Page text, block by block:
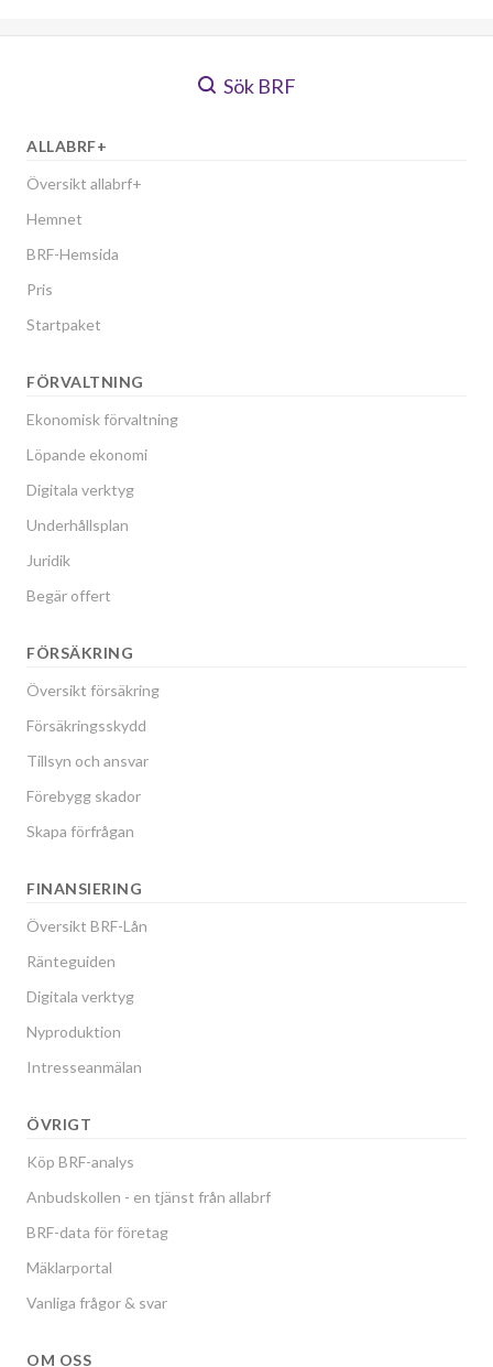
Sök BRF
ALLABRF+
Översikt allabrf+
Hemnet
BRF-Hemsida
Pris
Startpaket
FÖRVALTNING
Ekonomisk förvaltning
Löpande ekonomi
Digitala verktyg
Underhållsplan
Juridik
Begär offert
FÖRSÄKRING
Översikt försäkring
Försäkringsskydd
Tillsyn och ansvar
Förebygg skador
Skapa förfrågan
FINANSIERING
Översikt BRF-Lån
Ränteguiden
Digitala verktyg
Nyproduktion
Intresseanmälan
ÖVRIGT
Köp BRF-analys
Anbudskollen - en tjänst från allabrf
BRF-data för företag
Mäklarportal
Vanliga frågor & svar
OM OSS